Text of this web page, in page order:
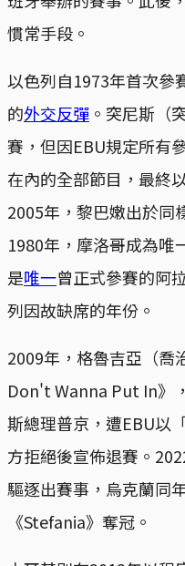
慣常手段。
以色列自1973年首次參
的外交反彈 。突尼斯（
賽，但因EBU規定所有
在內的全部節目，最終
2005年，黎巴嫩出於同
1980年，摩洛哥成為唯
是唯一曾正式參賽的阿
列因故缺席的年份。
2009年，格魯吉亞（喬
Don't Wanna Put In》
斯總理普京，遭EBU以
方拒絕後宣佈退賽。
驅逐出賽事，烏克蘭同
《Stefania》奪冠。